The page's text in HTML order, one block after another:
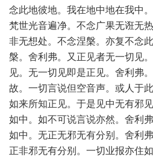
念此地彼地。我在地中地在我中
梵世光音遍净。不念广果无诳无
非无想处。不念涅槃。亦复不念
槃。舍利弗。又正见者无一切见
见。无一切见即是正见。舍利弗
故。一切言说但空音声。或人于
如来所知正见。于是见中无有邪
如中。如不可说言说亦然。舍利
如中。无正无邪无有分别。舍利
正非邪无有分别。一切业报亦住